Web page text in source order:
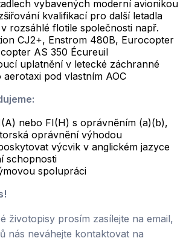
vybavených moderní avionikou
kvalifikací pro další letadla
rozsáhlé flotile společnosti např.
CJ2+, Enstrom 480B, Eurocopter
AS 350 Écureuil
uplatnění v letecké záchranné
pod vlastním AOC
nebo FI(H) s oprávněním (a)(b),
oprávnění výhodou
výcvik v anglickém jazyce
schopnosti
spolupráci
životopisy prosím zasílejte na email,
nás neváhejte kontaktovat na